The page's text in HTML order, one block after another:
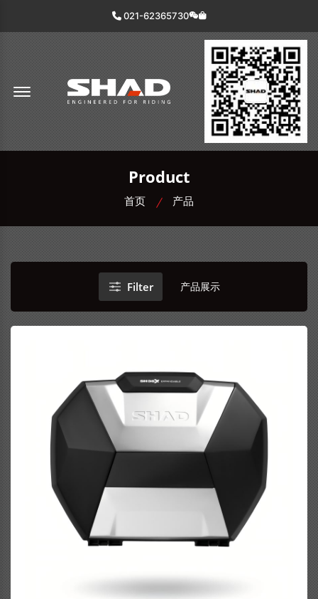
021-62365730
Offcanvas Menu Open
Product
首页 产品
Filter 产品展示